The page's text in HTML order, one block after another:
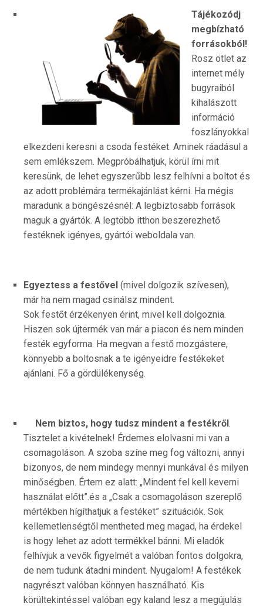
Tájékozódj
megbízható
forrásokból!
Rosz ötlet az
internet mély
bugyraiból
kihalászott
információ
foszlányokkal
elkezdeni keresni a csoda festéket. Aminek ráadásul a
sem emlékszem. Megpróbálhatjuk, körül írni mit
keresünk, de lehet egyszerűbb lesz felhívni a boltot és
az adott problémára termékajánlást kérni. Ha mégis
maradunk a böngészésnél: A legbiztosabb források
maguk a gyártók. A legtöbb itthon beszerezhető
festéknek igényes, gyártói weboldala van.
Egyeztess a festővel (mivel dolgozik szívesen),
már ha nem magad csinálsz mindent.
Sok festőt érzékenyen érint, mivel kell dolgoznia.
Hiszen sok újtermék van már a piacon és nem minden
festék egyforma. Ha megvan a festő mozgástere,
könnyebb a boltosnak a te igényeidre festékeket
ajánlani. Fő a gördülékenység.
Nem biztos, hogy tudsz mindent a festékről.
Tisztelet a kivételnek! Érdemes elolvasni mi van a
csomagoláson. A szoba színe meg fog változni, annyi
bizonyos, de nem mindegy mennyi munkával és milyen
minőségben. Értem ez alatt: „Mindent fel kell keverni
használat előtt”.és a „Csak a csomagoláson szereplő
mértékben hígíthatjuk a festéket” szituációk. Sok
kellemetlenségtől mentheted meg magad, ha érdekel
is hogy lehet az adott termékkel bánni. Mi eladók
felhívjuk a vevők figyelmét a valóban fontos dolgokra,
de nem tudunk átadni mindent. Nyugalom! A festékek
nagyrészt valóban könnyen használható. Kis
körültekintéssel valóban egy kaland lesz a megújulás